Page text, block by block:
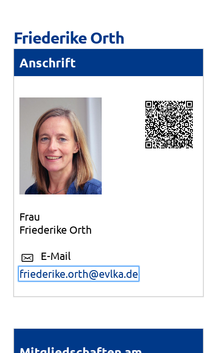
Friederike Orth
Anschrift
Frau
Friederike Orth
E-Mail
friederike.orth@evlka.de